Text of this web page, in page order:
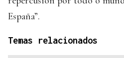
España”.
Temas relacionados